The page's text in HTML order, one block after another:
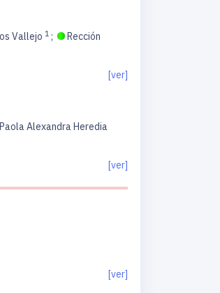
Vallejo 1 ;
Rección
[ver]
Paola Alexandra Heredia
[ver]
[ver]